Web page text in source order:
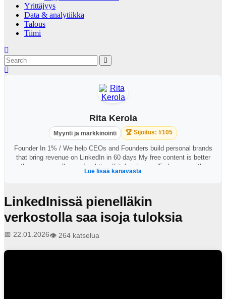
Yrittäjyys
Data & analytiikka
Talous
Tiimi
Rita Kerola
Myynti ja markkinointi 🏆 Sijoitus: #105
Founder In 1% / We help CEOs and Founders build personal brands
that bring revenue on LinkedIn in 60 days My free content is better
than you usually pay for: https://ritakerola.com/5-phase-growth-
system
Lue lisää kanavasta
LinkedInissä pienelläkin
verkostolla saa isoja tuloksia
📅 22.01.2026👁️ 264 katselua